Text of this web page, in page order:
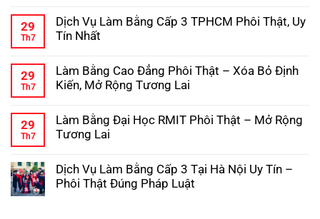
Pháp,
Chuẩn
Phôi
Chi
Tiết
Quy
Bằng
Đại
Học
bình
luận
ở
Làm
Bằng
Đại
Hồ
Sơ
Gốc
29
Th7
Dịch Vụ Làm Bằng Cấp 3 TPHCM Phôi Thật, Uy
Tín Nhất
bình
luận
ở
Làm
Bằng
Cấp
Phôi
Thật,
Uy
29
Th7
Làm Bằng Cao Đẳng Phôi Thật – Xóa Bỏ Định
Kiến, Mở Rộng Tương Lai
bình
luận
ở
Cao
Đẳng
Phôi
29
Th7
Làm Bằng Đại Học RMIT Phôi Thật – Mở Rộng
Tương Lai
bình
luận
ở
Dịch Vụ Làm Bằng Cấp 3 Tại Hà Nội Uy Tín –
Phôi Thật Đúng Pháp Luật